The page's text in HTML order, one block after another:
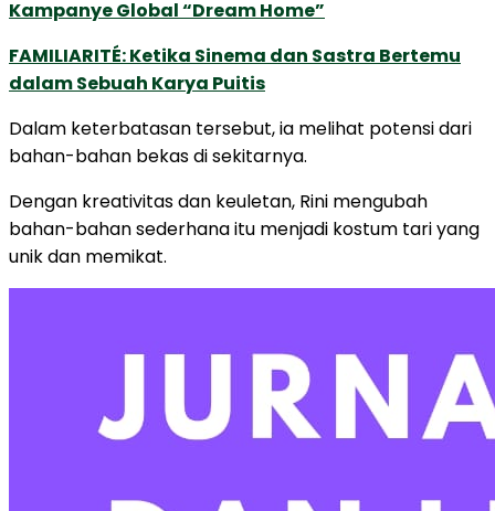
Kampanye Global “Dream Home”
FAMILIARITÉ: Ketika Sinema dan Sastra Bertemu
dalam Sebuah Karya Puitis
Dalam keterbatasan tersebut, ia melihat potensi dari
bahan-bahan bekas di sekitarnya.
Dengan kreativitas dan keuletan, Rini mengubah
bahan-bahan sederhana itu menjadi kostum tari yang
unik dan memikat.